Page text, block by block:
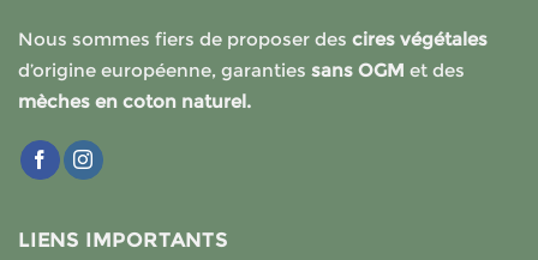
sur
la
sur
la
Nous sommes fiers de proposer des cires végétales
d’origine européenne, garanties sans OGM et des
mèches en coton naturel.
LIENS IMPORTANTS